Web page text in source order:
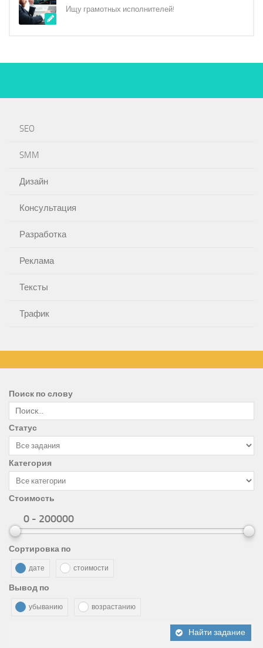
Ищу грамотных исполнителей!
SEO
SMM
Дизайн
Консультация
Разработка
Реклама
Тексты
Трафик
Поиск по слову
Статус
Категория
Стоимость
0 - 200000
Сортировка по
дате стоимости
Вывод по
убыванию возрастанию
Найти задание